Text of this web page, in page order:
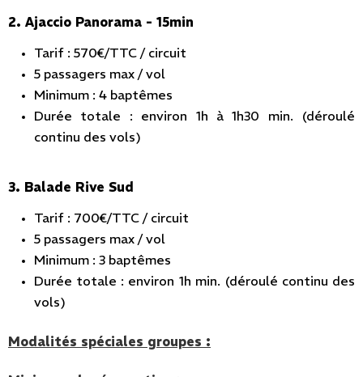
2. Ajaccio Panorama - 15min
Tarif : 570€/TTC / circuit
5 passagers max / vol
Minimum : 4 baptêmes
Durée totale : environ 1h à 1h30 min. (déroulé
continu des vols)
3. Balade Rive Sud
Tarif : 700€/TTC / circuit
5 passagers max / vol
Minimum : 3 baptêmes
Durée totale : environ 1h min. (déroulé continu des
vols)
Modalités spéciales groupes :